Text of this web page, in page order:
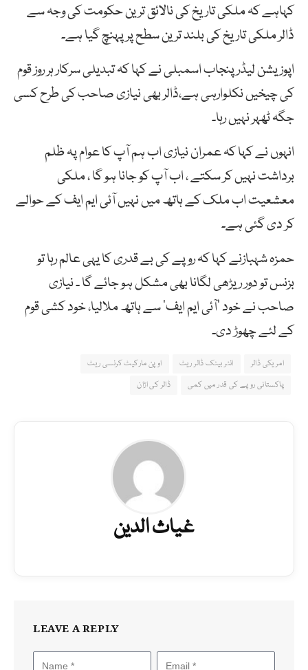
کہاہے کہ ملکی تاریخ کی نالائق ترین حکومت کی وجہ سے
ڈالر ملکی تاریخ کی بلند ترین سطح پر پہنچ گیا ہے۔
اپوزیشن لیڈر پنجاب اسمبلی نے کہا کہ تبدیلی سرکار ہر روز قوم
کی چیخیں نکلوارہی ہے،ڈالر بھی نیازی صاحب کی طرح کسی
جگہ ٹھہر نہیں رہا۔
انہوں نے کہا کہ عمران نیازی اب ہم آپ کا عوام پہ ظلم
برداشت نہیں کر سکتے ، اب آپ کو جانا ہو گا ، ملکی
معشعیت اب ملک کے ہاتھ میں نہیں آئی ایم ایف کے حوالے
کر دی گئی ہے۔
حمزہ شہبازنے کہا کہ روپے کی بے قدری کا یہی عالم رہا تو
بزنس تو دور ریڑھی لگانا بھی مشکل ہو جائے گا ۔ نیازی
صاحب نے خود ’آئی ایم ایف‘ سے ہاتھ ملالیا، خود کشی قوم
کے لئے چھوڑ دی۔
امریکی ڈالر انٹر بینک ڈالر ریٹ
اوپن مارکیٹ کرنسی ریٹ
پاکستانی روپے کی قدر میں کمی
ڈالر کی اڑان
غیاث الدین
LEAVE A REPLY